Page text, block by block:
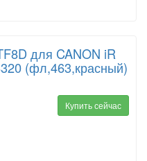
для CANON iR
(фл,463,красный)
Купить сейчас